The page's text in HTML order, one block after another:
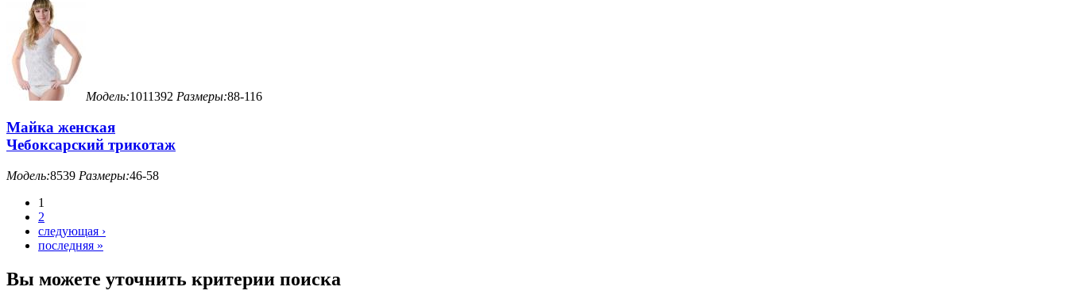
Модель:1011392 Размеры:88-116
Майка женская
Чебоксарский трикотаж
Модель:8539 Размеры:46-58
1
2
следующая ›
последняя »
Вы можете уточнить критерии поиска